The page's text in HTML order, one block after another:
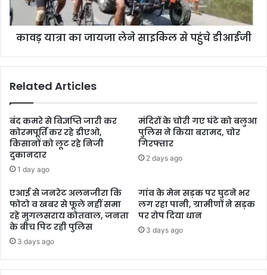
कावड़ यात्रा का जायजा लेने साइकिल से पहुंचे डीआईजी
Related Articles
बंद कमरे से विज्ञप्ति जारी कर
कोरमपूर्ति कर रहे डीएओ,
किसानों को लूट रहे निजी
दुकानदार
1 day ago
मंदिरों के चोरी गए घंटे को बलुआ
पुलिस ने किया बरामद, चोर
गिरफ्तार
2 days ago
एआई से जनरेट अलनजीरा कि
फोटो व खबर से फूले नहीं समा
रहे मुगलसराय कोतवाल, जनता
के बीच पिट रही पुलिस
3 days ago
गांव के मेन सड़क पर घुटने भर
लग रहा पानी, ग्रामीणों ने सड़क
पर रोप दिया धान
3 days ago